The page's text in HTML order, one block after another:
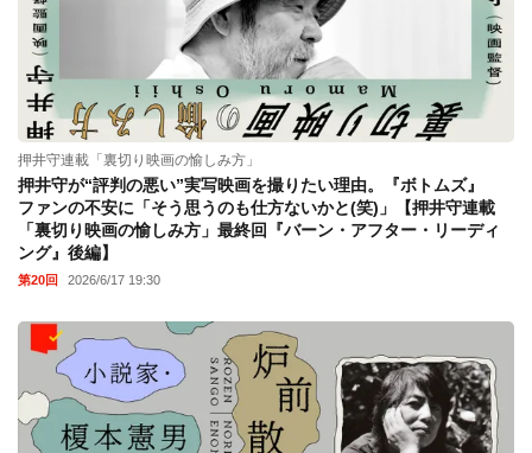
押井守連載「裏切り映画の愉しみ方」
押井守が“評判の悪い”実写映画を撮りたい理由。『ボトムズ』
ファンの不安に「そう思うのも仕方ないかと(笑)」【押井守連載
「裏切り映画の愉しみ方」最終回『バーン・アフター・リーディ
ング』後編】
第20回 2026/6/17 19:30